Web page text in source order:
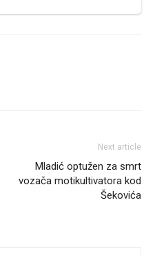
Next article
Mladić optužen za smrt
vozača motikultivatora kod
Šekovića